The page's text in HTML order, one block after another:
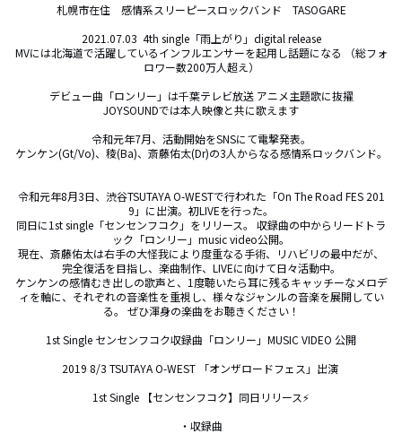
札幌市在住　感情系スリーピースロックバンド　TASOGARE
2021.07.03  4th single「雨上がり」digital release
MVには北海道で活躍しているインフルエンサーを起用し話題になる （総フォ
ロワー数200万人超え）
デビュー曲「ロンリー」は千葉テレビ放送 アニメ主題歌に抜擢
JOYSOUNDでは本人映像と共に歌えます
令和元年7月、活動開始をSNSにて電撃発表。
ケンケン(Gt/Vo)、稜(Ba)、斎藤佑太(Dr)の3人からなる感情系ロックバンド。
令和元年8月3日、渋谷TSUTAYA O-WESTで行われた「On The Road FES 201
9」に出演。初LIVEを行った。
同日に1st single「センセンフコク」をリリース。 収録曲の中からリードトラ
ック「ロンリー」music video公開。
現在、斎藤佑太は右手の大怪我により度重なる手術、リハビリの最中だが、
完全復活を目指し、楽曲制作、LIVEに向けて日々活動中。
ケンケンの感情むき出しの歌声と、1度聴いたら耳に残るキャッチーなメロデ
ィを軸に、それぞれの音楽性を重視し、様々なジャンルの音楽を展開してい
る。 ぜひ渾身の楽曲をお聴きください！
1st Single センセンフコク収録曲「ロンリー」MUSIC VIDEO 公開
2019 8/3 TSUTAYA O-WEST 「オンザロードフェス」出演
1st Single 【センセンフコク】同日リリース⚡️
・収録曲